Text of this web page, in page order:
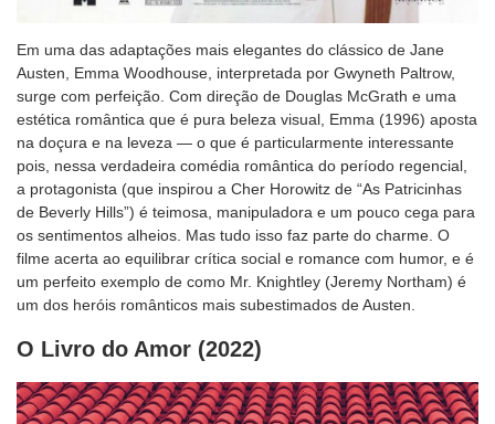
Em uma das adaptações mais elegantes do clássico de Jane
Austen, Emma Woodhouse, interpretada por Gwyneth Paltrow,
surge com perfeição. Com direção de Douglas McGrath e uma
estética romântica que é pura beleza visual, Emma (1996) aposta
na doçura e na leveza — o que é particularmente interessante
pois, nessa verdadeira comédia romântica do período regencial,
a protagonista (que inspirou a Cher Horowitz de “As Patricinhas
de Beverly Hills”) é teimosa, manipuladora e um pouco cega para
os sentimentos alheios. Mas tudo isso faz parte do charme. O
filme acerta ao equilibrar crítica social e romance com humor, e é
um perfeito exemplo de como Mr. Knightley (Jeremy Northam) é
um dos heróis românticos mais subestimados de Austen.
O Livro do Amor (2022)